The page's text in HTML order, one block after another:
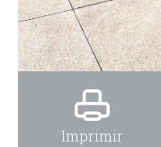
Imprimir